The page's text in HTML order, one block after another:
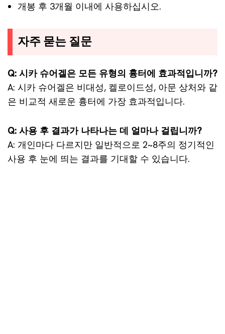
개봉 후 3개월 이내에 사용하십시오.
자주 묻는 질문
Q: 시카 슈어겔은 모든 유형의 흉터에 효과적입니까?
A: 시카 슈어겔은 비대성, 켈로이드성, 아문 상처와 같
은 비교적 새로운 흉터에 가장 효과적입니다.
Q: 사용 후 결과가 나타나는 데 얼마나 걸립니까?
A: 개인마다 다르지만 일반적으로 2~8주의 정기적인
사용 후 눈에 띄는 결과를 기대할 수 있습니다.